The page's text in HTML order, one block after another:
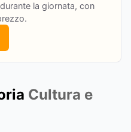
la giornata, con
Cultura e